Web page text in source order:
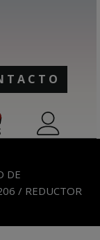
DE
/ REDUCTOR